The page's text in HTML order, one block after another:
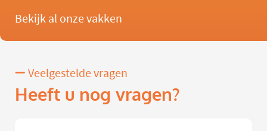
Bekijk al onze vakken
Veelgestelde vragen
Heeft u nog vragen?